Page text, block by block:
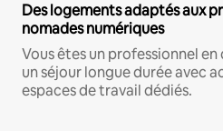
Des logements adaptés aux
nomades numériques
Vous êtes un professionnel
un séjour longue durée avec
espaces de travail dédiés.